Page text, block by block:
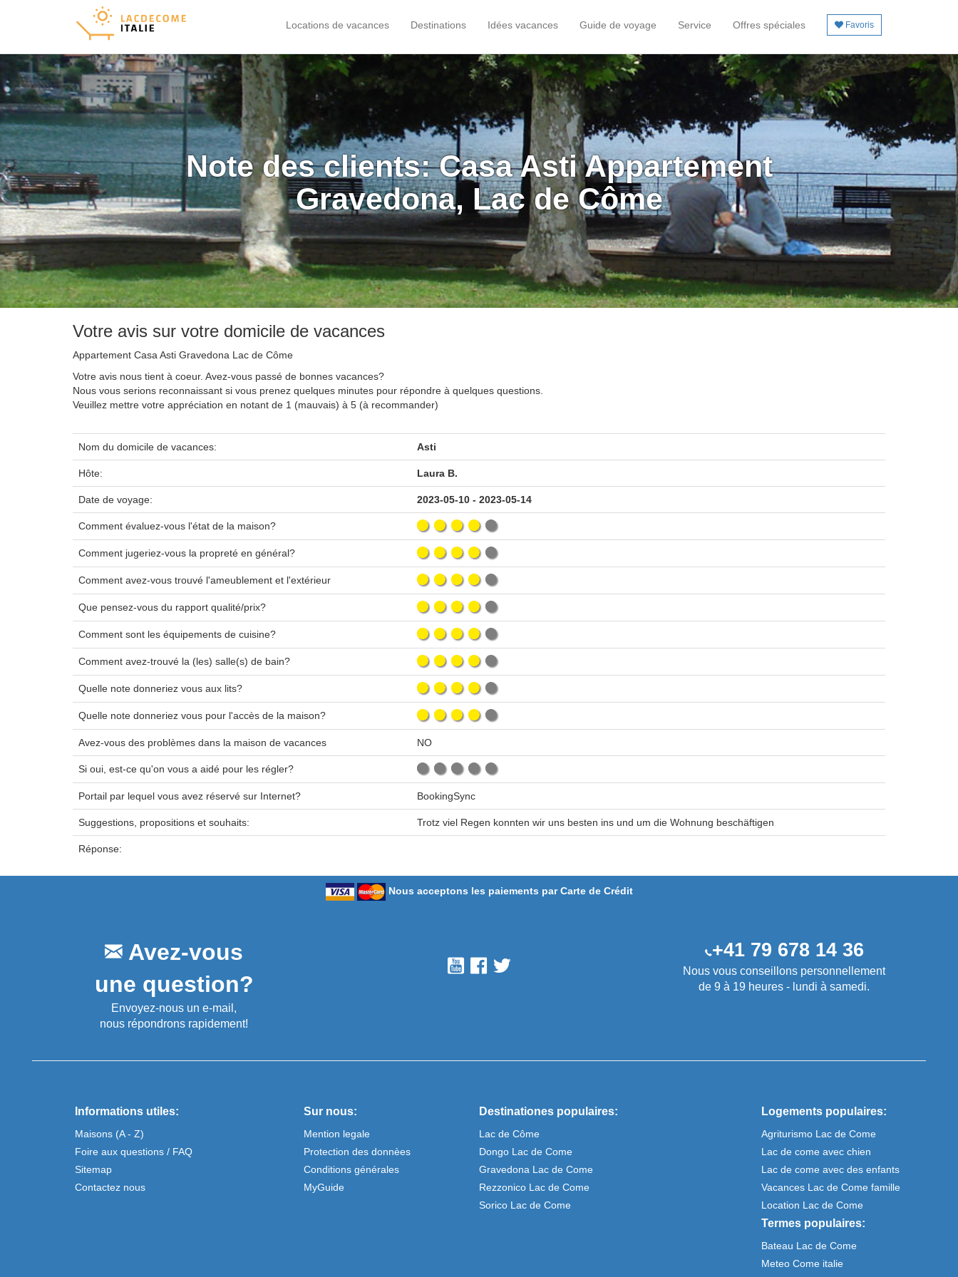
Locations de vacances Destinations Idées vacances Guide de voyage Service Offres spéciales Favoris
Note des clients: Casa Asti Appartement
Gravedona, Lac de Côme
Votre avis sur votre domicile de vacances
Appartement Casa Asti Gravedona Lac de Côme
Votre avis nous tient à coeur. Avez-vous passé de bonnes vacances?
Nous vous serions reconnaissant si vous prenez quelques minutes pour répondre à quelques questions.
Veuillez mettre votre appréciation en notant de 1 (mauvais) à 5 (à recommander)
Nom du domicile de vacances: Asti
Hôte: Laura B.
Date de voyage: 2023-05-10 - 2023-05-14
Comment évaluez-vous l'état de la maison?
Comment jugeriez-vous la propreté en général?
Comment avez-vous trouvé l'ameublement et l'extérieur
Que pensez-vous du rapport qualité/prix?
Comment sont les équipements de cuisine?
Comment avez-trouvé la (les) salle(s) de bain?
Quelle note donneriez vous aux lits?
Quelle note donneriez vous pour l'accès de la maison?
Avez-vous des problèmes dans la maison de vacances NO
Si oui, est-ce qu'on vous a aidé pour les régler?
Portail par lequel vous avez réservé sur Internet? BookingSync
Suggestions, propositions et souhaits: Trotz viel Regen konnten wir uns besten ins und um die Wohnung beschäftigen
Réponse:
Nous acceptons les paiements par Carte de Crédit
Avez-vous
une question?
Envoyez-nous un e-mail,
nous répondrons rapidement!
+41 79 678 14 36
Nous vous conseillons personnellement
de 9 à 19 heures - lundi à samedi.
Informations utiles:
Maisons (A - Z)
Foire aux questions / FAQ
Sitemap
Contactez nous
Sur nous:
Mention legale
Protection des donnèes
Conditions générales
MyGuide
Destinationes populaires:
Lac de Côme
Dongo Lac de Come
Gravedona Lac de Come
Rezzonico Lac de Come
Sorico Lac de Come
Logements populaires:
Agriturismo Lac de Come
Lac de come avec chien
Lac de come avec des enfants
Vacances Lac de Come famille
Location Lac de Come
Termes populaires:
Bateau Lac de Come
Meteo Come italie